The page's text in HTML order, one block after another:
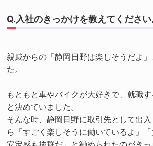
Q.入社のきっかけを教えてください
親戚からの「静岡日野は楽しそうだよ
た。
もともと車やバイクが大好きで、就職
と決めていました。
そんな時、静岡日野に取引先として出
ら「すごく楽しそうに働いているよ」